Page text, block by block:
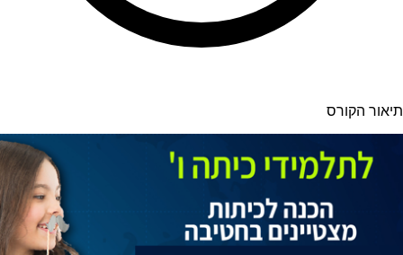
תיאור הקורס